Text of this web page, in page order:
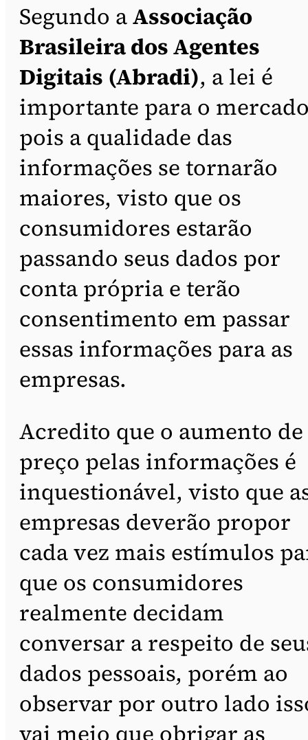
Segundo aAssociação
Brasileira dos Agentes
Digitais (Abradi), a lei é
importante para o
pois a qualidade das
informações se tornarão
maiores, visto que os
consumidores estarão
passando seus dados por
conta própria e terão
consentimento em passar
essas informações para as
empresas.
Acredito que o aumento de
preço pelas informações é
inquestionável, visto que
empresas deverão propor
cada vez mais estímulos
que os consumidores
realmente decidam
conversar a respeito de
dados pessoais, porém ao
observar por outro lado
vai meio que obrigar as